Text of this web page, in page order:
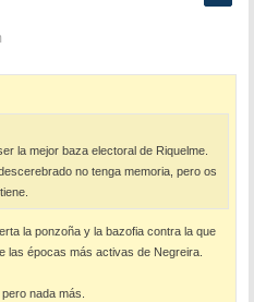
la mejor baza electoral de Riquelme.
no tenga memoria, pero os
la ponzoña y la bazofia contra la que
las épocas más activas de Negreira.
nada más.